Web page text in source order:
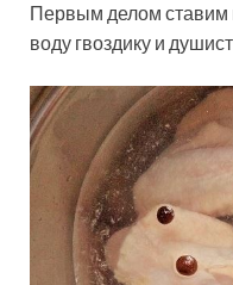
Первым делом ставим
воду гвоздику и